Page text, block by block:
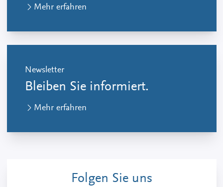
Mehr erfahren
Newsletter
Bleiben Sie informiert.
Mehr erfahren
Folgen Sie uns